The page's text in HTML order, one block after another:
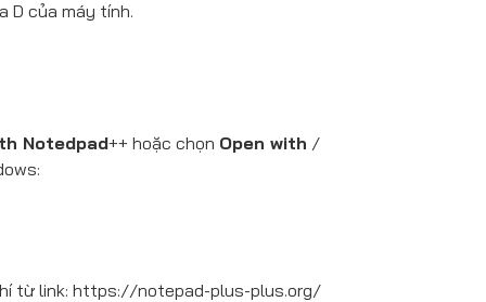
D của máy tính.
Notedpad++ hoặc chọn Open with /
từ link: https://notepad-plus-plus.org/